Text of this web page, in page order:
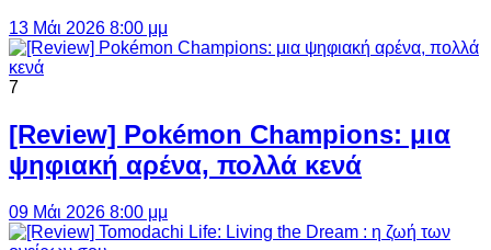
13 Μάι 2026 8:00 μμ
7
[Review] Pokémon Champions: μια
ψηφιακή αρένα, πολλά κενά
09 Μάι 2026 8:00 μμ